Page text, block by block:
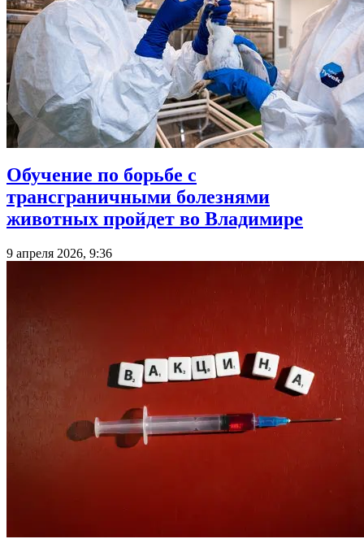
Обучение по борьбе с
трансграничными болезнями
животных пройдет во Владимире
9 апреля 2026, 9:36